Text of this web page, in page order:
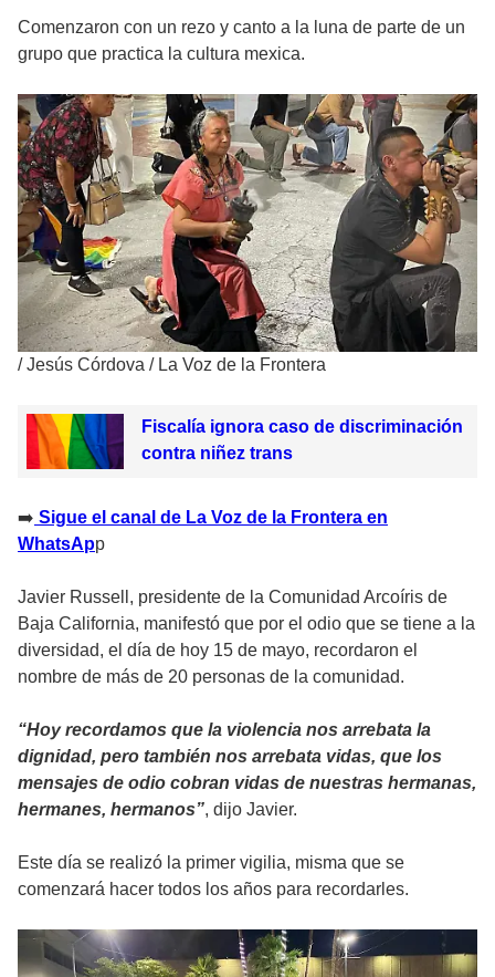
Comenzaron con un rezo y canto a la luna de parte de un
grupo que practica la cultura mexica.
/ Jesús Córdova / La Voz de la Frontera
Fiscalía ignora caso de discriminación
contra niñez trans
‎➡️ Sigue el canal de La Voz de la Frontera en
WhatsApp
Javier Russell, presidente de la Comunidad Arcoíris de
Baja California, manifestó que por el odio que se tiene a la
diversidad, el día de hoy 15 de mayo, recordaron el
nombre de más de 20 personas de la comunidad.
“Hoy recordamos que la violencia nos arrebata la
dignidad, pero también nos arrebata vidas, que los
mensajes de odio cobran vidas de nuestras hermanas,
hermanes, hermanos”, dijo Javier.
Este día se realizó la primer vigilia, misma que se
comenzará hacer todos los años para recordarles.